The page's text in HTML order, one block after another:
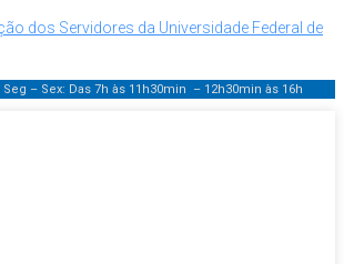
dos Servidores da Universidade Federal de
Seg – Sex: Das 7h às 11h30min – 12h30min às 16h